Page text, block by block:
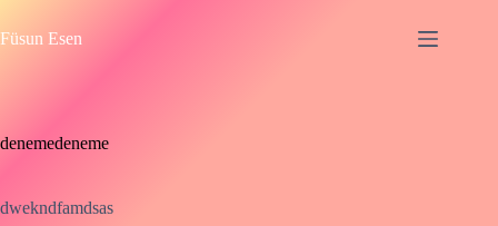
to
content
Füsun Esen
denemedeneme
dwekndfamdsas